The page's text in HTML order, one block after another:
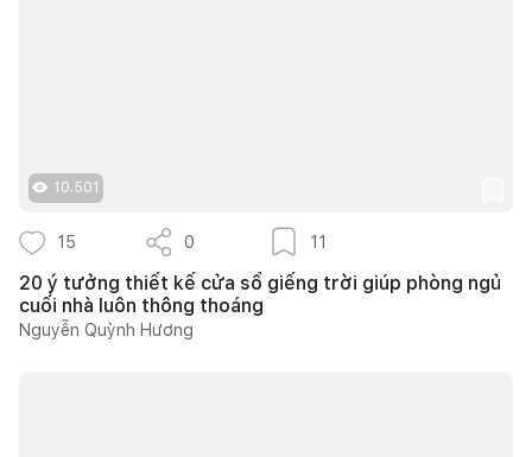
10.501
15 0 11
20 ý tưởng thiết kế cửa sổ giếng trời giúp phòng ngủ
cuối nhà luôn thông thoáng
Nguyễn Quỳnh Hương